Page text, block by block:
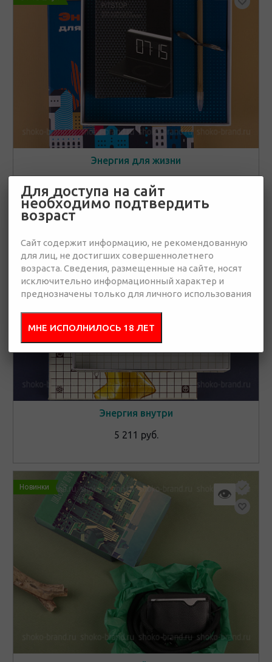
Энергия для жизни
5 830 руб.
От 15 штук
👁
Энергия внутри
5 211 руб.
Новинки 👁
Для доступа на сайт
необходимо подтвердить
возраст
Сайт содержит информацию, не рекомендованную
для лиц, не достигших совершеннолетнего
возраста. Сведения, размещенные на сайте, носят
исключительно информационный характер и
преднозначены только для личного использования
МНЕ ИСПОЛНИЛОСЬ 18 ЛЕТ